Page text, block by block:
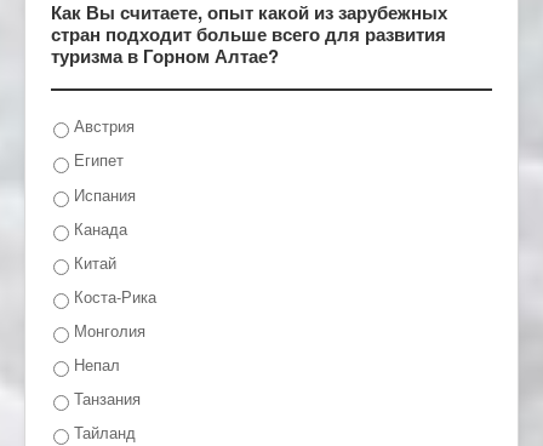
Как Вы считаете, опыт какой из зарубежных
стран подходит больше всего для развития
туризма в Горном Алтае?
Австрия
Египет
Испания
Канада
Китай
Коста-Рика
Монголия
Непал
Танзания
Тайланд